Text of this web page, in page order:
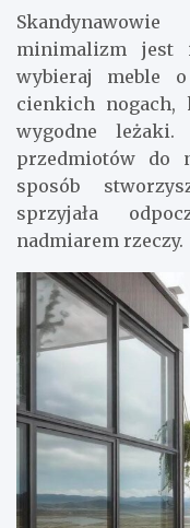
minimalizm jest
wybieraj meble
cienkich nogach,
wygodne
przedmiotów do
sposób
sprzyjała
nadmiarem rzeczy.